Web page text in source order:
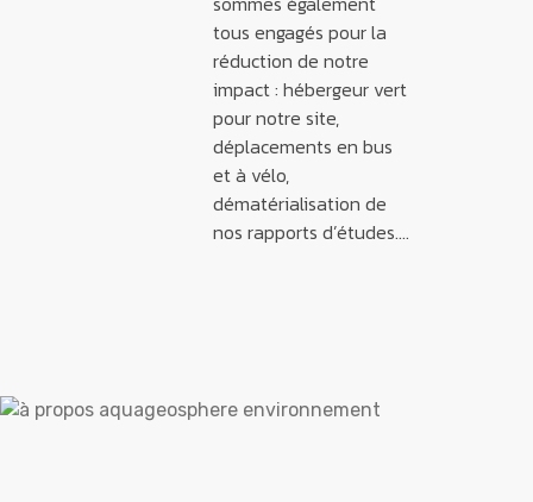
tous engagés pour la
réduction de notre
impact : hébergeur vert
pour notre site,
déplacements en bus
et à vélo,
dématérialisation de
nos rapports d’études….